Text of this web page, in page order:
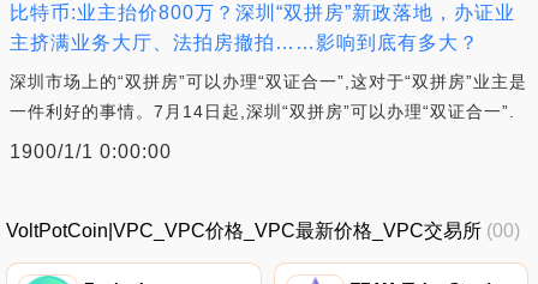
比特币:业主抬价800万？深圳“双拼房”新政落地，办证业
主挤满业务大厅、法拍房撤拍……影响到底有多大？
深圳市场上的“双拼房”可以办理“双证合一”,这对于“双拼房”业主是
一件利好的事情。7月14日起,深圳“双拼房”可以办理“双证合一”.
1900/1/1 0:00:00
VoltPotCoin|VPC_VPC价格_VPC最新价格_VPC交易所 (00)